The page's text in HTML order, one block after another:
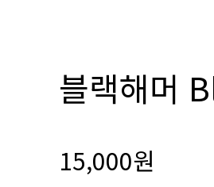
블랙해머
15,000원